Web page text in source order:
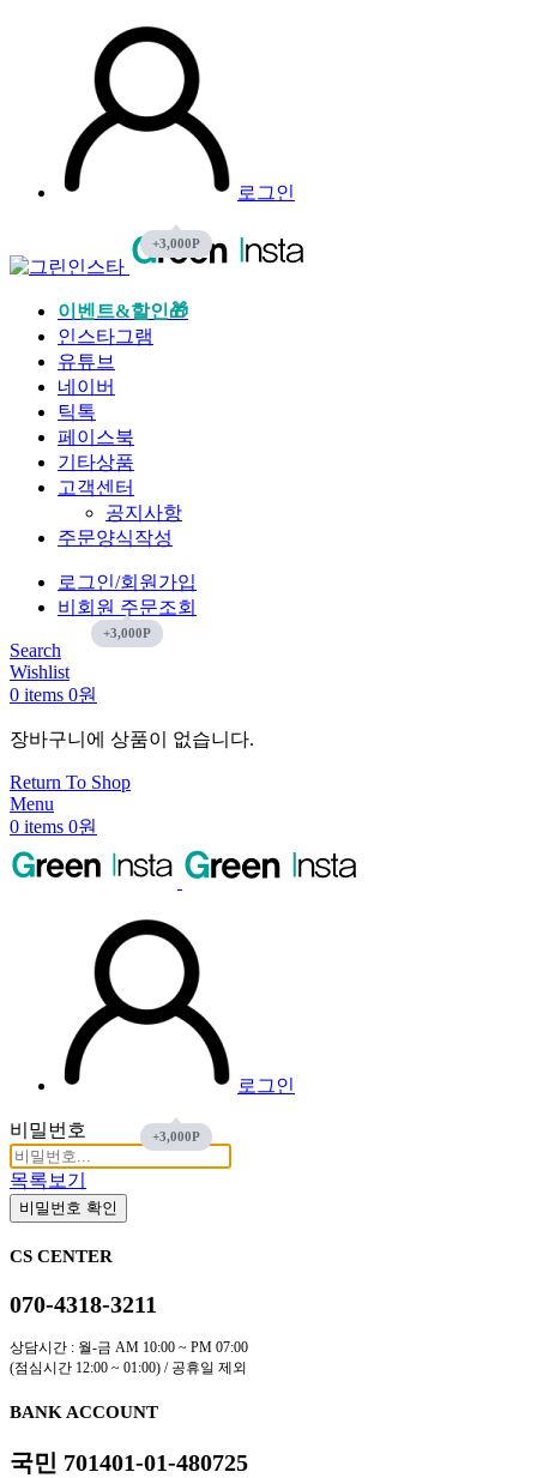
로그인
이벤트&할인🎁
인스타그램
유튜브
네이버
틱톡
페이스북
기타상품
고객센터
공지사항
주문양식작성
로그인/회원가입
비회원 주문조회
Search
Wishlist
0 items 0원
장바구니에 상품이 없습니다.
Return To Shop
Menu
0 items 0원
로그인
비밀번호
목록보기
비밀번호 확인
CS CENTER
070-4318-3211
상담시간 : 월-금 AM 10:00 ~ PM 07:00
(점심시간 12:00 ~ 01:00) / 공휴일 제외
BANK ACCOUNT
국민 701401-01-480725